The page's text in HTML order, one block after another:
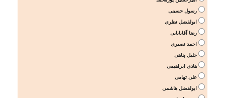
رسول حسینی
ابولفضل نظری
رضا آقابابایی
احمد نصیری
جلیل پناهی
هادی ابراهیمی
علی تهامی
ابولفضل هاشمی